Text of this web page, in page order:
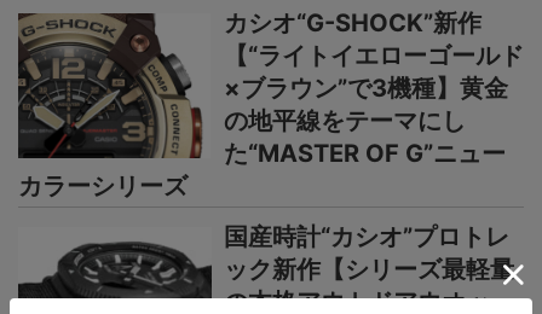
カシオ“G-SHOCK”新作
【“ライトイエローゴールド
×ブラウン”で3機種】黄金
の地平線をテーマにし
た“MASTER OF G”ニュー
カラーシリーズ
国産時計“カシオ”プロトレ
ック新作【シリーズ最軽量
の本格アウトドアウオッ